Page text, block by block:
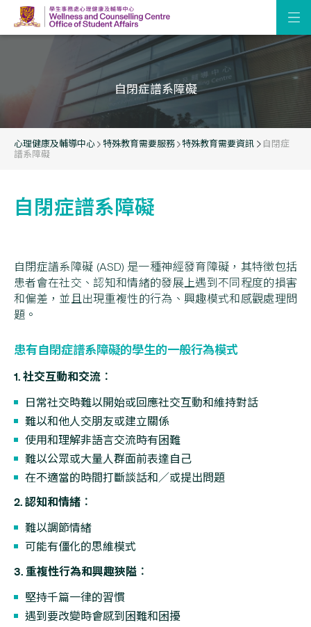
自閉症譜系障礙
心理健康及輔導中心 特殊教育需要服務 特殊教育需要資訊
自閉症
譜系障礙
自閉症譜系障礙
自閉症譜系障礙 (ASD) 是一種神經發育障礙，其特徵包括
患者會在社交、認知和情緒的發展上遇到不同程度的損害
和偏差，並且出現重複性的行為、興趣模式和感觀處理問
題。
患有自閉症譜系障礙的學生的一般行為模式
1. 社交互動和交流︰
日常社交時難以開始或回應社交互動和維持對話
難以和他人交朋友或建立關係
使用和理解非語言交流時有困難
難以公眾或大量人群面前表達自己
在不適當的時間打斷談話和／或提出問題
2. 認知和情緒︰
難以調節情緒
可能有僵化的思維模式
3. 重複性行為和興趣狹隘︰
堅持千篇一律的習慣
遇到要改變時會感到困難和困擾